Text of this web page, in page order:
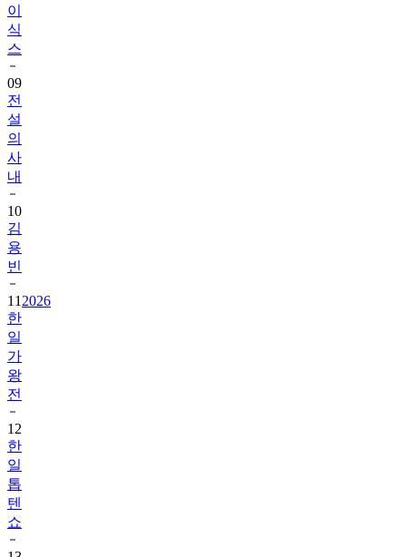
이
식
스
09
전
설
의
사
내
10
김
용
빈
11 2026
한
일
가
왕
전
12
한
일
톱
텐
쇼